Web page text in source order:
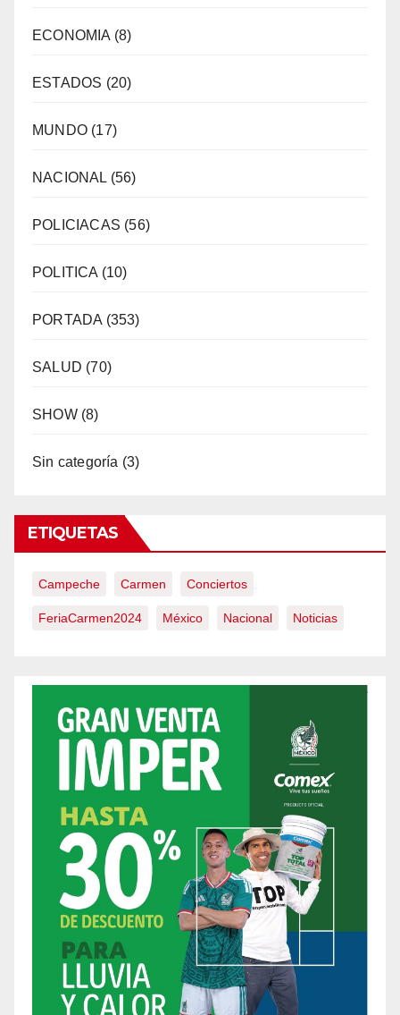
ECONOMIA (8)
ESTADOS (20)
MUNDO (17)
NACIONAL (56)
POLICIACAS (56)
POLITICA (10)
PORTADA (353)
SALUD (70)
SHOW(8)
Sin categoría (3)
ETIQUETAS
Campeche Carmen Conciertos
FeriaCarmen2024 México Nacional Noticias